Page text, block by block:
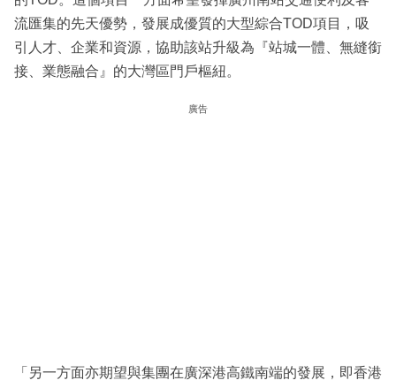
流匯集的先天優勢，發展成優質的大型綜合TOD項目，吸
引人才、企業和資源，協助該站升級為『站城一體、無縫銜
接、業態融合』的大灣區門戶樞紐。
廣告
「另一方面亦期望與集團在廣深港高鐵南端的發展，即香港